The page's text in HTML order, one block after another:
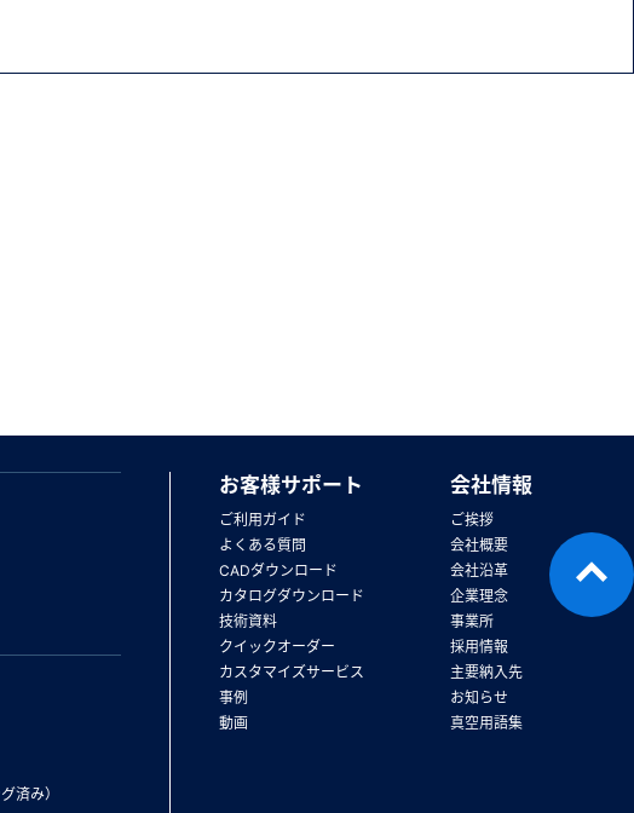
済み）
お客様サポート
ご利用ガイド
よくある質問
CADダウンロード
カタログダウンロード
技術資料
クイックオーダー
カスタマイズサービス
事例
動画
会社情報
ご挨拶
会社概要
会社沿革
企業理念
事業所
採用情報
主要納入先
お知らせ
真空用語集